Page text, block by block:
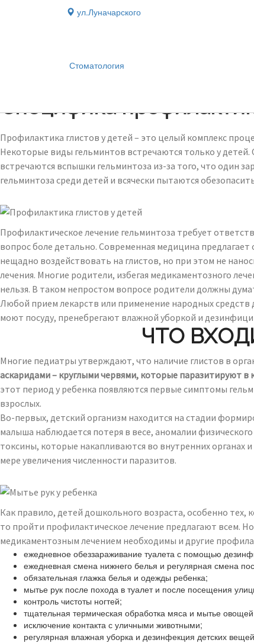
ул.Луначарского
Стоматология
Специфика
Профилактика глистов у детей – это целый комплекс
Некоторые виды гельминтов встречаются только у
встречаются вспышки гельминтоза из-за того, что один
гельминтоза среди детей и всячески пытаются
Профилактическое лечение гельминтоза требует
вопрос боле детально. Современная медицина
нещадно воздействовать на глистов, но при этом не
лечения. Многие родители, избегая медикаментозного
нельзя. В таком непростом вопросе родители должны
Любой прием лекарств или применение народных
моют посуду, пренебрегают влажной уборкой и
ЧТО
Многие педиатры утверждают, что наличие глистов в
аскаридами – круглыми червями, которые паразитируют в
этот период у ребенка появляются первые симптомы
взрослых.
Во-первых, детский организм находится на стадии
малыша наблюдается потеря в весе, аномалии
токсины, которые накапливаются во внутренних органах
мере увеличения численности паразитов.
Как правило, детей дошкольного возраста, особенно тех,
то пройти профилактическое лечение предлагают всем.
медикаментозным лечением необходимы и другие
ежедневное обеззараживание туалета с помощью
ежедневная смена нижнего белья и регулярная смена
обязательная глажка белья и одежды ребенка;
мытье рук после похода в туалет и после посещения
контроль чистоты ногтей;
тщательная термическая обработка мяса и мытье
исключение контакта с уличными животными;
регулярная влажная уборка и дезинфекция детских